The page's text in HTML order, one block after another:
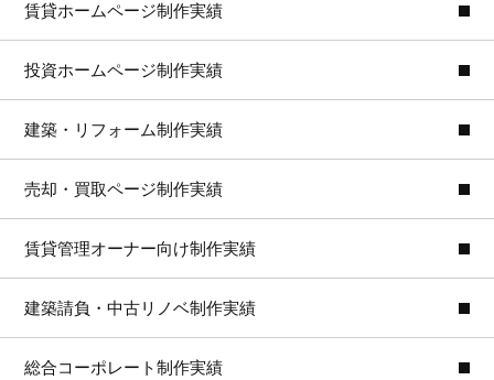
賃貸ホームページ制作実績
投資ホームページ制作実績
建築・リフォーム制作実績
売却・買取ページ制作実績
賃貸管理オーナー向け制作実績
建築請負・中古リノベ制作実績
総合コーポレート制作実績